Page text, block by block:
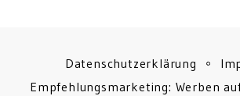
Datenschutzerklärung
Empfehlungsmarketing: Werben